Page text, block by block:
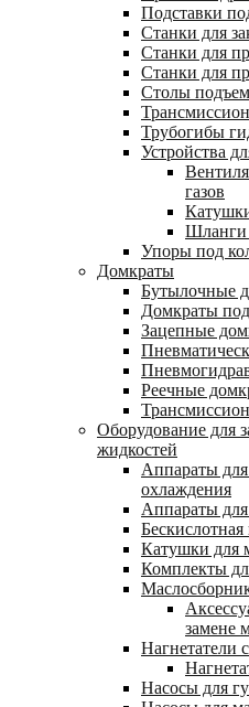
Подставки
Станки для
Станки для
Станки для
Столы
Трубогибы
Устройства
газов
Шланги
Упоры под
Домкраты
Бутылочные
Домкраты
Зацепные
Реечные
Оборудование для
жидкостей
Аппараты
охлаждения
Аппараты
Катушки для
Комплекты
замене
Нагнетатели
Насосы для